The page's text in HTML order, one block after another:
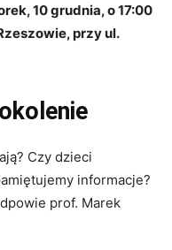
10 grudnia, o 17:00
przy ul.
Czy dzieci
informacje?
prof. Marek